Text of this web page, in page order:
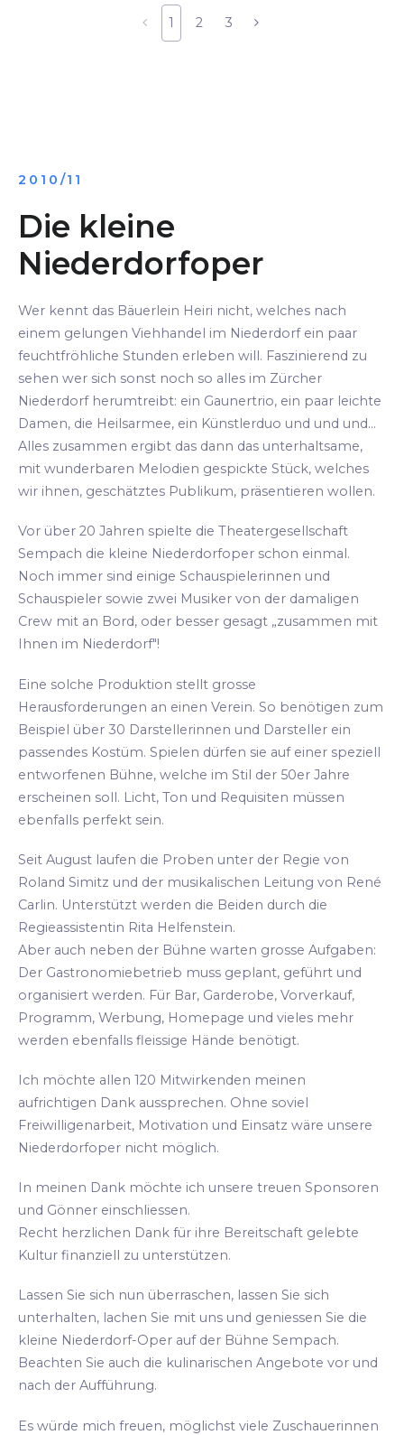
1 2 3
2010/11
Die kleine
Niederdorfoper
Wer kennt das Bäuerlein Heiri nicht, welches nach
einem gelungen Viehhandel im Niederdorf ein paar
feuchtfröhliche Stunden erleben will. Faszinierend zu
sehen wer sich sonst noch so alles im Zürcher
Niederdorf herumtreibt: ein Gaunertrio, ein paar leichte
Damen, die Heilsarmee, ein Künstlerduo und und und...
Alles zusammen ergibt das dann das unterhaltsame,
mit wunderbaren Melodien gespickte Stück, welches
wir ihnen, geschätztes Publikum, präsentieren wollen.
Vor über 20 Jahren spielte die Theatergesellschaft
Sempach die kleine Niederdorfoper schon einmal.
Noch immer sind einige Schauspielerinnen und
Schauspieler sowie zwei Musiker von der damaligen
Crew mit an Bord, oder besser gesagt „zusammen mit
Ihnen im Niederdorf"!
Eine solche Produktion stellt grosse
Herausforderungen an einen Verein. So benötigen zum
Beispiel über 30 Darstellerinnen und Darsteller ein
passendes Kostüm. Spielen dürfen sie auf einer speziell
entworfenen Bühne, welche im Stil der 50er Jahre
erscheinen soll. Licht, Ton und Requisiten müssen
ebenfalls perfekt sein.
Seit August laufen die Proben unter der Regie von
Roland Simitz und der musikalischen Leitung von René
Carlin. Unterstützt werden die Beiden durch die
Regieassistentin Rita Helfenstein.
Aber auch neben der Bühne warten grosse Aufgaben:
Der Gastronomiebetrieb muss geplant, geführt und
organisiert werden. Für Bar, Garderobe, Vorverkauf,
Programm, Werbung, Homepage und vieles mehr
werden ebenfalls fleissige Hände benötigt.
Ich möchte allen 120 Mitwirkenden meinen
aufrichtigen Dank aussprechen. Ohne soviel
Freiwilligenarbeit, Motivation und Einsatz wäre unsere
Niederdorfoper nicht möglich.
In meinen Dank möchte ich unsere treuen Sponsoren
und Gönner einschliessen.
Recht herzlichen Dank für ihre Bereitschaft gelebte
Kultur finanziell zu unterstützen.
Lassen Sie sich nun überraschen, lassen Sie sich
unterhalten, lachen Sie mit uns und geniessen Sie die
kleine Niederdorf-Oper auf der Bühne Sempach.
Beachten Sie auch die kulinarischen Angebote vor und
nach der Aufführung.
Es würde mich freuen, möglichst viele Zuschauerinnen